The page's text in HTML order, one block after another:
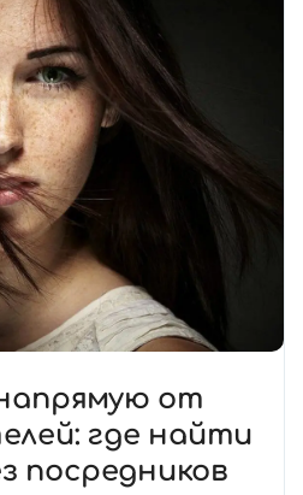
от
где найти
посредников